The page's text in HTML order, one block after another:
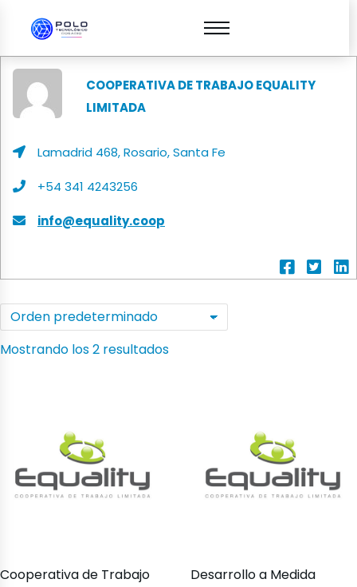
COOPERATIVA DE TRABAJO EQUALITY
LIMITADA
Lamadrid 468, Rosario, Santa Fe
+54 341 4243256
info@equality.coop
Mostrando los 2 resultados
Cooperativa de Trabajo
Desarrollo a Medida